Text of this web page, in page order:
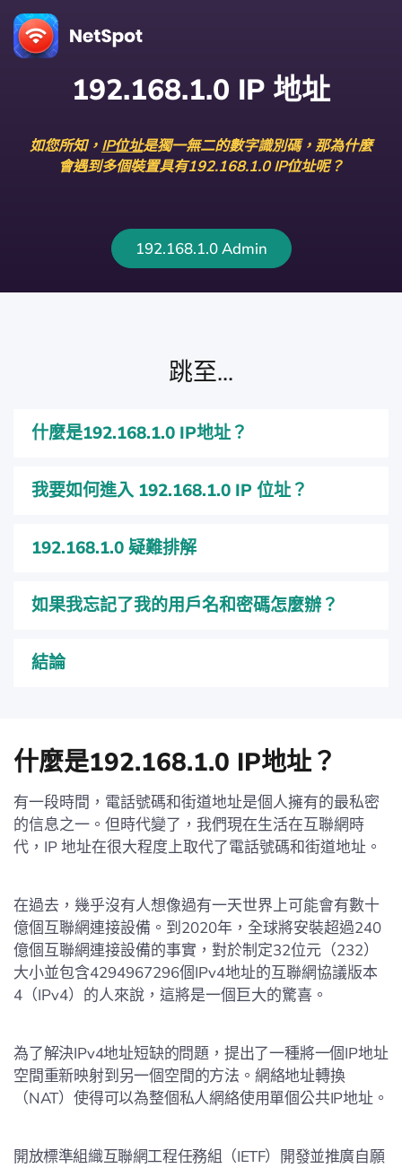
192.168.1.0 IP 地址
如您所知， IP位址是獨一無二的數字識別碼，那為什麼
會遇到多個裝置具有192.168.1.0 IP位址呢？
192.168.1.0 Admin
跳至...
什麼是192.168.1.0 IP地址？
我要如何進入 192.168.1.0 IP 位址？
192.168.1.0 疑難排解
如果我忘記了我的用戶名和密碼怎麼辦？
結論
什麼是192.168.1.0 IP地址？
有一段時間，電話號碼和街道地址是個人擁有的最私密
的信息之一。但時代變了，我們現在生活在互聯網時
代，IP 地址在很大程度上取代了電話號碼和街道地址。
在過去，幾乎沒有人想像過有一天世界上可能會有數十
億個互聯網連接設備。到2020年，全球將安裝超過240
億個互聯網連接設備的事實，對於制定32位元（232）
大小並包含4294967296個IPv4地址的互聯網協議版本
4（IPv4）的人來說，這將是一個巨大的驚喜。
為了解決IPv4地址短缺的問題，提出了一種將一個IP地址
空間重新映射到另一個空間的方法。網絡地址轉換
（NAT）使得可以為整個私人網絡使用單個公共IP地址。
開放標準組織互聯網工程任務組（IETF）開發並推廣自願